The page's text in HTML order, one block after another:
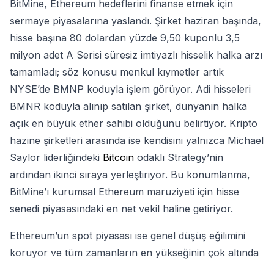
BitMine, Ethereum hedeflerini finanse etmek için
sermaye piyasalarına yaslandı. Şirket haziran başında,
hisse başına 80 dolardan yüzde 9,50 kuponlu 3,5
milyon adet A Serisi süresiz imtiyazlı hisselik halka arzı
tamamladı; söz konusu menkul kıymetler artık
NYSE’de BMNP koduyla işlem görüyor. Adi hisseleri
BMNR koduyla alınıp satılan şirket, dünyanın halka
açık en büyük ether sahibi olduğunu belirtiyor. Kripto
hazine şirketleri arasında ise kendisini yalnızca Michael
Saylor liderliğindeki Bitcoin odaklı Strategy’nin
ardından ikinci sıraya yerleştiriyor. Bu konumlanma,
BitMine’ı kurumsal Ethereum maruziyeti için hisse
senedi piyasasındaki en net vekil haline getiriyor.
Ethereum’un spot piyasası ise genel düşüş eğilimini
koruyor ve tüm zamanların en yükseğinin çok altında